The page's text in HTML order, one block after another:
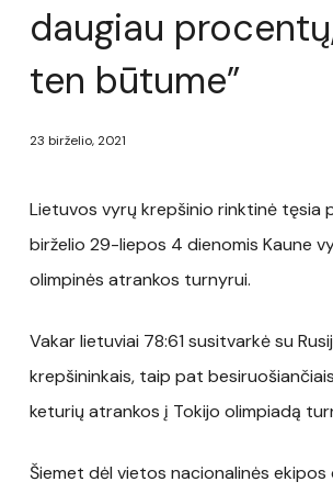
daugiau
ten būtume”
23 birželio, 2021
Lietuvos vyrų krepšinio rinktinė tęsia
birželio 29-liepos 4 dienomis Kaune
olimpinės atrankos turnyrui.
Vakar lietuviai 78:61 susitvarkė su
krepšininkais, taip pat
keturių atrankos į Tokijo olimpiadą
Šiemet dėl vietos nacionalinės ekipos